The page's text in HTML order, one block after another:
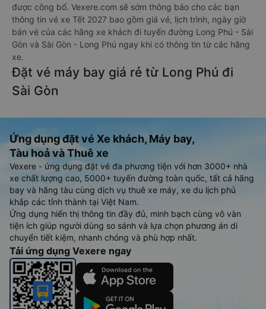
được công bố. Vexere.com sẽ sớm thông báo cho các bạn
thông tin vé xe Tết 2027 bao gồm giá vé, lịch trình, ngày giờ
bán vé của các hãng xe khách đi tuyến đường Long Phú - Sài
Gòn và Sài Gòn - Long Phú ngay khi có thông tin từ các hãng
xe.
Đặt vé máy bay giá rẻ từ Long Phú đi
Sài Gòn
Ứng dụng đặt vé Xe khách, Máy bay,
Tàu hoả và Thuê xe
Vexere - ứng dụng đặt vé đa phương tiện với hơn 3000+ nhà
xe chất lượng cao, 5000+ tuyến đường toàn quốc, tất cả hãng
bay và hãng tàu cùng dịch vụ thuê xe máy, xe du lịch phủ
khắp các tỉnh thành tại Việt Nam.
Ứng dụng hiển thị thông tin đầy đủ, minh bạch cùng vô vàn
tiện ích giúp người dùng so sánh và lựa chọn phương án di
chuyển tiết kiệm, nhanh chóng và phù hợp nhất.
Tải ứng dụng Vexere ngay